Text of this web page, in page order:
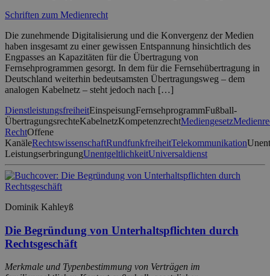
Schriften zum Medienrecht
Die zunehmende Digitalisierung und die Konvergenz der Medien
haben insgesamt zu einer gewissen Entspannung hinsichtlich des
Engpasses an Kapazitäten für die Übertragung von
Fernsehprogrammen gesorgt. In dem für die Fernsehübertragung in
Deutschland weiterhin bedeutsamsten Übertragungsweg – dem
analogen Kabelnetz – steht jedoch nach […]
DienstleistungsfreiheitEinspeisungFernsehprogrammFußball-
ÜbertragungsrechteKabelnetzKompetenzrechtMediengesetz
RechtOffene
KanäleRechtswissenschaftRundfunkfreiheitTelekommunikation
LeistungserbringungUnentgeltlichkeitUniversaldienst
Dominik Kahleyß
Die Begründung von Unterhaltspflichten durch
Rechtsgeschäft
Merkmale und Typenbestimmung von Verträgen im